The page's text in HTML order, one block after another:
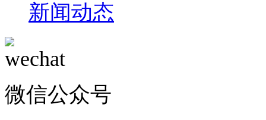
新闻动态
微信公众号